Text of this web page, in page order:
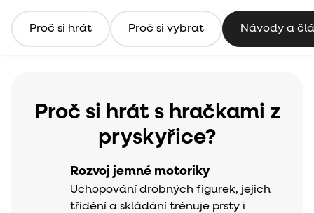
Proč si hrát Proč si vybrat Návody a
Proč si hrát s hračkami z
pryskyřice?
Rozvoj jemné motoriky
Uchopování drobných figurek, jejich
třídění a skládání trénuje prsty i